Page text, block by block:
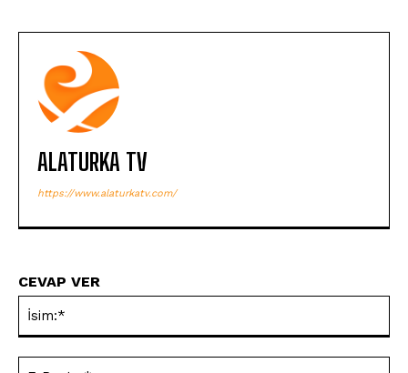
ALATURKA TV
https://www.alaturkatv.com/
CEVAP VER